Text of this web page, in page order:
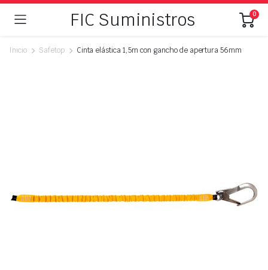
FIC Suministros 0
Inicio Safetop Cinta elástica 1,5m con gancho de apertura 56mm